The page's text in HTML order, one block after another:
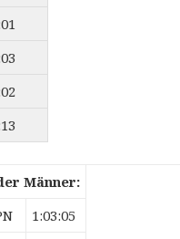
Männer:
1:03:05